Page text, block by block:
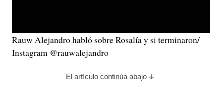
Rauw Alejandro habló sobre Rosalía y si terminaron/
Instagram @rauwalejandro
El artículo continúa abajo